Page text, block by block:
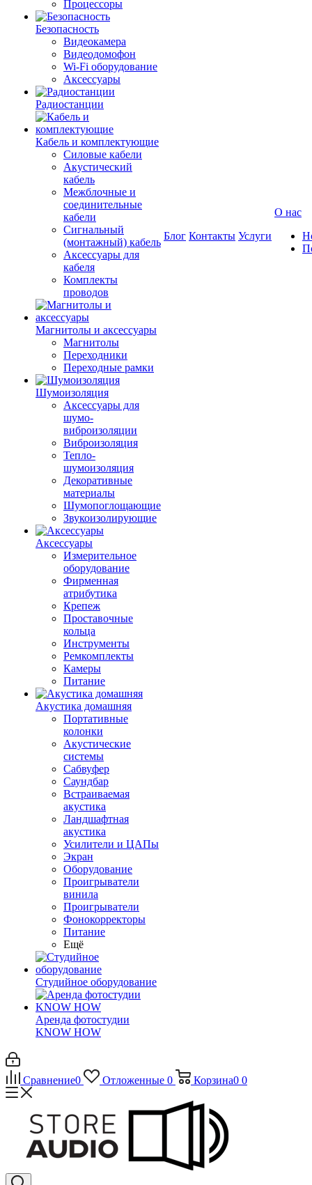
Процессоры
Безопасность
Видеокамера
Видеодомофон
Wi-Fi оборудование
Аксессуары
Радиостанции
Кабель и комплектующие
Силовые кабели
Акустический
кабель
Межблочные и
соединительные
кабели
Сигнальный
(монтажный) кабель
Аксессуары для
кабеля
Комплекты
проводов
Магнитолы и аксессуары
Магнитолы
Переходники
Переходные рамки
Шумоизоляция
Аксессуары для
шумо-
виброизоляции
Виброизоляция
Тепло-
шумоизоляция
Декоративные
материалы
Шумопоглощающие
Звукоизолирующие
Аксессуары
Измерительное
оборудование
Фирменная
атрибутика
Крепеж
Проставочные
кольца
Инструменты
Ремкомплекты
Камеры
Питание
Акустика домашняя
Портативные
колонки
Акустические
системы
Сабвуфер
Саундбар
Встраиваемая
акустика
Ландшафтная
акустика
Усилители и ЦАПы
Экран
Оборудование
Проигрыватели
винила
Проигрыватели
Фонокорректоры
Питание
Ещё
Студийное оборудование
Аренда фотостудии
KNOW HOW
Блог Контакты Услуги
О нас
Сравнение0 Отложенные 0 Корзина0 0